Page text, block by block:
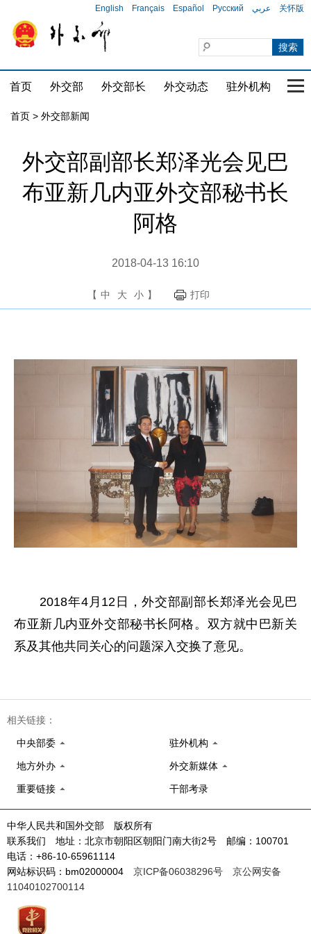
English Français Español Русский عربي 关怀版
首页 外交部 外交部长 外交动态 驻外机构 国
首页 > 外交部新闻
外交部副部长郑泽光会见巴
布亚新几内亚外交部秘书长
阿格
2018-04-13 16:10
【 中 大 小 】 打印
2018年4月12日，外交部副部长郑泽光会见巴
布亚新几内亚外交部秘书长阿格。双方就中巴新关
系及其他共同关心的问题深入交换了意见。
相关链接：
中央部委 驻外机构
地方外办 外交新媒体
重要链接 干部考录
中华人民共和国外交部 版权所有
联系我们 地址：北京市朝阳区朝阳门南大街2号 邮编：100701
电话：+86-10-65961114
网站标识码：bm02000004 京ICP备06038296号
京公网安备
11040102700114